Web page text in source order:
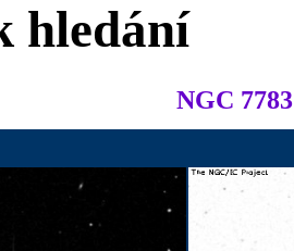
hledání
NGC 7783